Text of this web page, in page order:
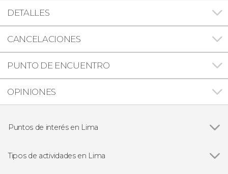
DETALLES
CANCELACIONES
PUNTO DE ENCUENTRO
OPINIONES
Puntos de interés en Lima
Miraflores
Tipos de actividades en Lima